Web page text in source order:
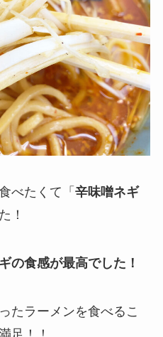
べたくて「 辛味噌ネギ
！
の食感が最高でした！
たラーメンを食べるこ